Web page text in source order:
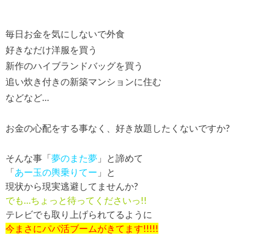
毎日お金を気にしないで外食
好きなだけ洋服を買う
新作のハイブランドバッグを買う
追い炊き付きの新築マンションに住む
などなど…
お金の心配をする事なく、好き放題したくないですか?
そんな事「夢のまた夢」と諦めて
「あー玉の輿乗りてー 」と
現状から現実逃避してませんか?
でも…ちょっと待ってくださいっ!!
テレビでも取り上げられてるように
今まさにパパ活ブームがきてます!!!!!